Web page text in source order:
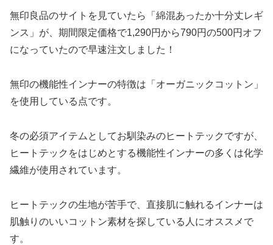
無印良品のサイトを見ていたら「綿混あったか十分丈レギ
ンス」が、期間限定価格で1,290円から790円の500円オフ
になっていたので早速注文しました！
無印の機能性インナーの特徴は「オーガニックコットン」
を使用している点です。
冬の必須アイテムとしてお馴染みのヒートテックですが、
ヒートテックをはじめとする機能性インナーの多くは化学
繊維が使用されています。
ヒートテックの生地が苦手で、直接肌に触れるインナーは
肌触りのいいコットン素材を探している人にオススメで
す。